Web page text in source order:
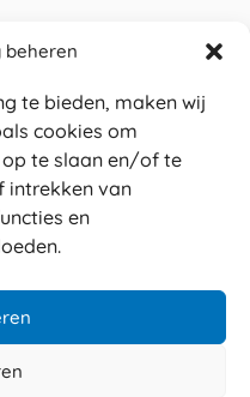
beheren
te bieden, maken wij
cookies om
te slaan en/of te
intrekken van
en